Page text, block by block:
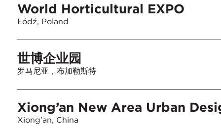
World Horticultural EXPO
Łódź, Poland
世博企业园
罗马尼亚，布加勒斯特
Xiong’an New Area Urban
Xiong'an, China